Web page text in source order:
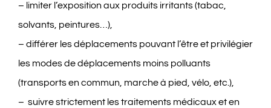
– limiter l’exposition aux produits irritants (tabac,
solvants, peintures…),
– différer les déplacements pouvant l’être et privilégier
les modes de déplacements moins polluants
(transports en commun, marche à pied, vélo, etc.),
– suivre strictement les traitements médicaux et en